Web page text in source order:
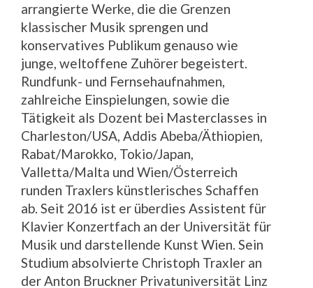
arrangierte Werke, die die Grenzen
klassischer Musik sprengen und
konservatives Publikum genauso wie
junge, weltoffene Zuhörer begeistert.
Rundfunk- und Fernsehaufnahmen,
zahlreiche Einspielungen, sowie die
Tätigkeit als Dozent bei Masterclasses in
Charleston/USA, Addis Abeba/Äthiopien,
Rabat/Marokko, Tokio/Japan,
Valletta/Malta und Wien/Österreich
runden Traxlers künstlerisches Schaffen
ab. Seit 2016 ist er überdies Assistent für
Klavier Konzertfach an der Universität für
Musik und darstellende Kunst Wien. Sein
Studium absolvierte Christoph Traxler an
der Anton Bruckner Privatuniversität Linz